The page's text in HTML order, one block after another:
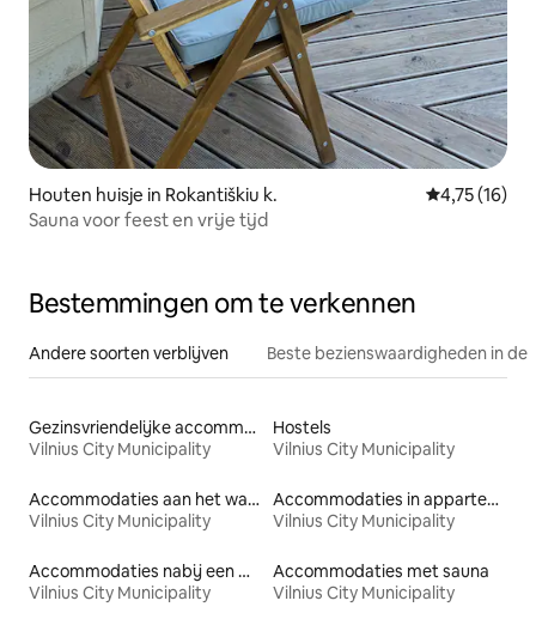
Houten huisje in Rokantiškiu k. Gemiddelde
4,75 (16)
Sauna voor feest en vrije tijd
Bestemmingen om te verkennen
Andere soorten verblijven Beste bezienswaardigheden in de
Gezinsvriendelijke accommodaties
Vilnius City Municipality
Hostels
Vilnius City Municipality
Accommodaties aan het water
Vilnius City Municipality
Accommodaties in appartementen met diensten
Vilnius City Municipality
Accommodaties nabij een meer
Vilnius City Municipality
Accommodaties met sauna
Vilnius City Municipality